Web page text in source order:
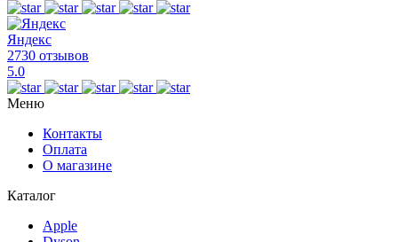
Яндекс
2730 отзывов
5.0
Меню
Контакты
Оплата
О магазине
Каталог
Apple